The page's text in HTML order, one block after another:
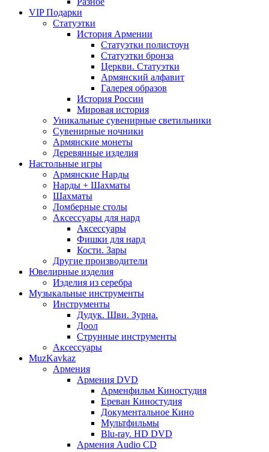
VIP Подарки
Статуэтки
История Армении
Статуэтки полистоун
Статуэтки бронза
Церкви. Статуэтки
Армянский алфавит
Галерея образов
История России
Мировая история
Уникальные сувенирные светильники
Сувенирные ночники
Армянские монеты
Деревянные изделия
Настольные игры
Армянские Нарды
Нарды + Шахматы
Шахматы
Ломберные столы
Аксессуары для нард
Аксессуары
Фишки для нард
Кости. Зары
Другие производители
Ювелирные изделия
Изделия из серебра
Музыкальные инструменты
Инструменты
Дудук. Шви. Зурна.
Доол
Струнные инструменты
Аксессуары
MuzKavkaz
Армения
Армения DVD
Арменфильм Киностудия
Ереван Киностудия
Документальное Кино
Мультфильмы
Blu-ray. HD DVD
Армения Audio CD